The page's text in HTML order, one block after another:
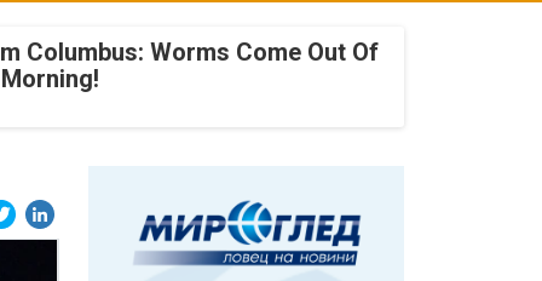
Columbus: Worms Come Out Of